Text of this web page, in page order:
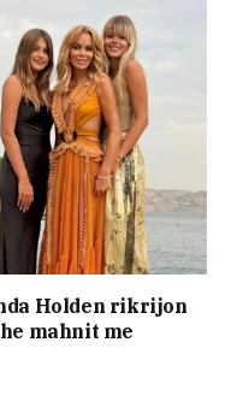
Holden rikrijon
mahnit me